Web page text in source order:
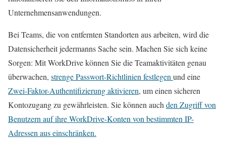
Unternehmensanwendungen.
Bei Teams, die von entfernten Standorten aus arbeiten, wird die
Datensicherheit jedermanns Sache sein. Machen Sie sich keine
Sorgen: Mit WorkDrive können Sie die Teamaktivitäten genau
überwachen, strenge Passwort-Richtlinien festlegen und eine
Zwei-Faktor-Authentifizierung aktivieren, um einen sicheren
Kontozugang zu gewährleisten. Sie können auch den Zugriff von
Benutzern auf ihre WorkDrive-Konten von bestimmten IP-
Adressen aus einschränken.